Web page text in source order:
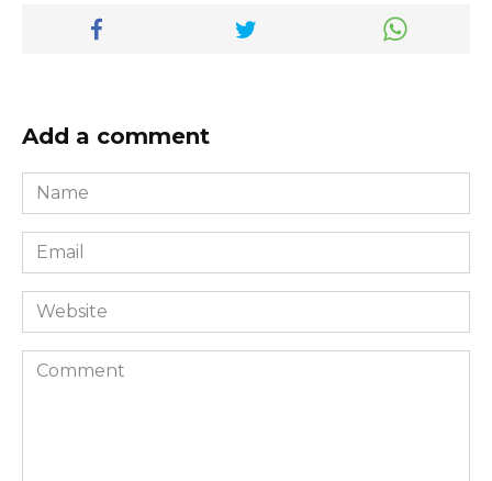
Add a comment
Name
*
Email
*
Website
Comment